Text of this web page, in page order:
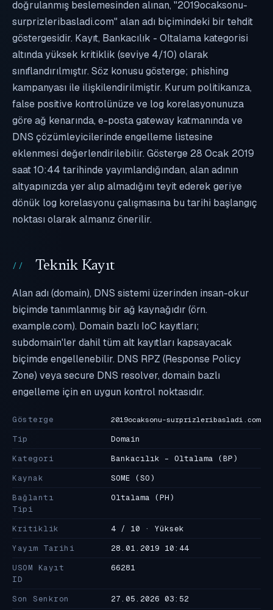
doğrulanmış beslemesinden alınan, "2019ocaksonu-
surprizleribasladi.com" alan adı biçimindeki bir tehdit
göstergesidir. Kayıt, Bankacılık - Oltalama kategorisi
altında yüksek kritiklik (seviye 4/10) olarak
sınıflandırılmıştır. Söz konusu gösterge; phishing
kampanyası ile ilişkilendirilmiştir. Kurum politikanıza,
false positive kontrolünüze ve log korelasyonunuza
göre ağ kenarında, e-posta gateway katmanında ve
DNS çözümleyicilerinde engelleme listesine
eklenmesi değerlendirilebilir. Gösterge 28 Ocak 2019
saat 10:44 tarihinde yayımlandığından, alan adının
altyapınızda yer alıp almadığını teyit ederek geriye
dönük log korelasyonu çalışmasına bu tarihi başlangıç
noktası olarak almanız önerilir.
Teknik Kayıt
Alan adı (domain), DNS sistemi üzerinden insan-okur
biçimde tanımlanmış bir ağ kaynağıdır (örn.
example.com). Domain bazlı IoC kayıtları;
subdomain'ler dahil tüm alt kayıtları kapsayacak
biçimde engellenebilir. DNS RPZ (Response Policy
Zone) veya secure DNS resolver, domain bazlı
engelleme için en uygun kontrol noktasıdır.
Gösterge 2019ocaksonu-surprizleribasladi.com
Tip
Domain
Kategori
Bankacılık - Oltalama (BP)
Kaynak
SOME (SO)
Bağlantı
Tipi
Oltalama (PH)
Kritiklik
4 / 10 · Yüksek
Yayım Tarihi
28.01.2019 10:44
USOM Kayıt
ID
66281
Son Senkron 27.05.2026 03:52